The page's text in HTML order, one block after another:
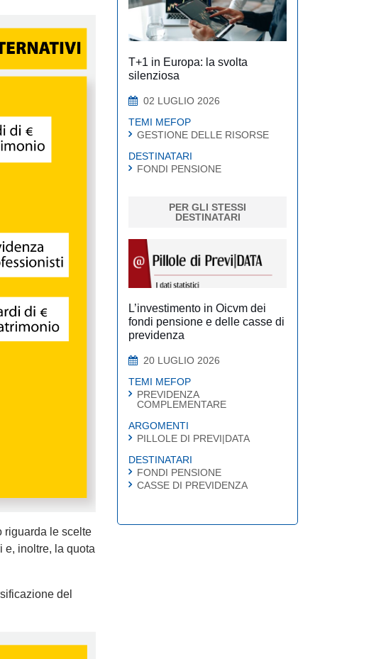
riguarda le scelte
e, inoltre, la quota
del
T+1 in Europa: la svolta
silenziosa
02 LUGLIO 2026
TEMI MEFOP
GESTIONE DELLE RISORSE
DESTINATARI
FONDI PENSIONE
PER GLI STESSI
DESTINATARI
L’investimento in Oicvm dei
fondi pensione e delle casse di
previdenza
20 LUGLIO 2026
TEMI MEFOP
PREVIDENZA
COMPLEMENTARE
ARGOMENTI
PILLOLE DI PREVI|DATA
DESTINATARI
FONDI PENSIONE
CASSE DI PREVIDENZA